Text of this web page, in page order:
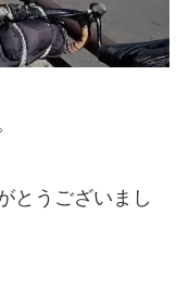
とうございまし